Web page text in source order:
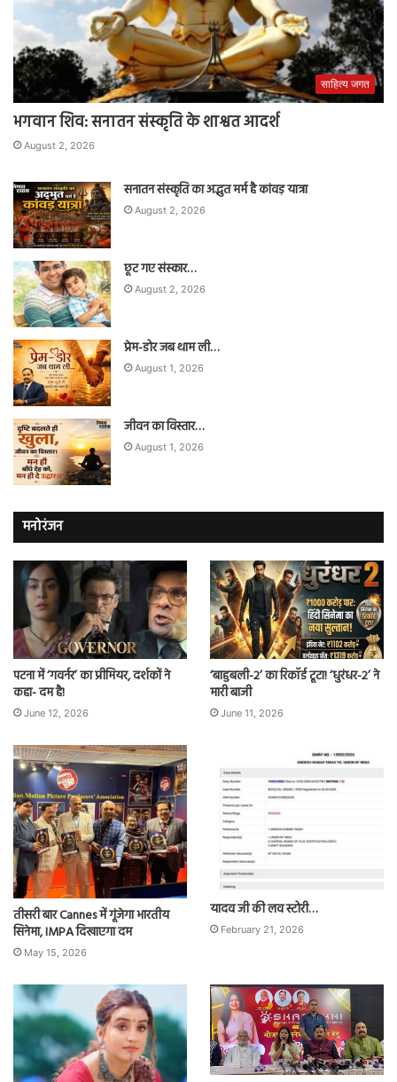
साहित्य जगत
भगवान शिव: सनातन संस्कृति के शाश्वत आदर्श
August 2, 2026
सनातन संस्कृति का अद्भुत मर्म है कांवड़ यात्रा
August 2, 2026
छूट गए संस्कार…
August 2, 2026
प्रेम-डोर जब थाम ली…
August 1, 2026
जीवन का विस्तार…
August 1, 2026
मनोरंजन
पटना में ‘गवर्नर’ का प्रीमियर, दर्शकों ने
कहा- दम है!
June 12, 2026
‘बाहुबली-2’ का रिकॉर्ड टूटा! ‘धुरंधर-2’ ने
मारी बाजी
June 11, 2026
तीसरी बार Cannes में गूंजेगा भारतीय
सिनेमा, IMPA दिखाएगा दम
May 15, 2026
यादव जी की लव स्टोरी…
February 21, 2026